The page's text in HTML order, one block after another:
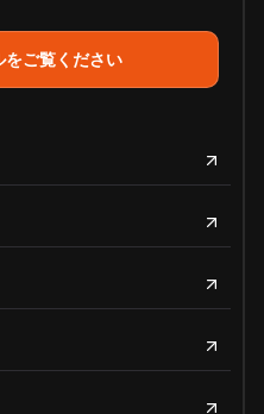
をご覧ください